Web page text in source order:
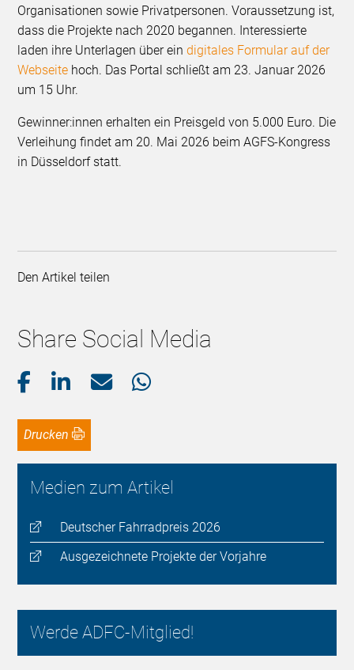
Organisationen sowie Privatpersonen. Voraussetzung ist,
dass die Projekte nach 2020 begannen. Interessierte
laden ihre Unterlagen über eindigitales Formular auf der
Webseite hoch. Das Portal schließt am 23. Januar 2026
um 15 Uhr. ​
Gewinner:innen erhalten ein Preisgeld von 5.000 Euro. Die
Verleihung findet am 20. Mai 2026 beim AGFS-Kongress
in Düsseldorf statt.
Den Artikel teilen
Share Social Media
Drucken
Medien zum Artikel
Deutscher Fahrradpreis 2026
Ausgezeichnete Projekte der Vorjahre
Werde ADFC-Mitglied!